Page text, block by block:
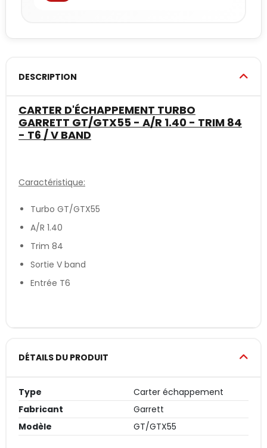
DESCRIPTION
CARTER D'ÉCHAPPEMENT TURBO
GARRETT GT/GTX55 - A/R 1.40 - TRIM 84
- T6 / V BAND
Caractéristique:
Turbo GT/GTX55
A/R 1.40
Trim 84
Sortie V band
Entrée T6
DÉTAILS DU PRODUIT
Type
Carter échappement
Fabricant
Garrett
Modèle
GT/GTX55